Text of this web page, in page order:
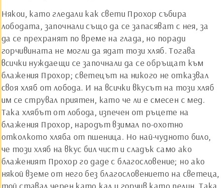
Някои, като гледали как свети Прохор събира
лободата, започнали също да се запасяват с нея, за
да се прехранят по време на глада, но поради
горчивината не могли да ядат този хляб. Тогава
всички нуждаещи се започнали да се обръщат към
блажения Прохор; светецът на никого не отказвал
своя хляб от лобода. И на всички вкусът на този хляб
им се струвал приятен, като че ли е смесен с мед.
Така хлябът от лобода, изпечен от ръцете на
блажения Прохор, народът взимал по-охотно
отколкото хляба от пшеница. Но най-чудното било,
че този хляб на вкус бил чист и сладък само ако
блаженият Прохор го даде с благословение; но ако
някой вземе от него без благословението на светеца,